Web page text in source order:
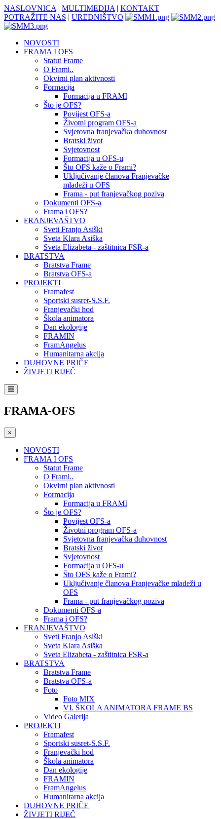
NASLOVNICA | MULTIMEDIJA | KONTAKT
POTRAŽITE NAS | UREDNIŠTVO
NOVOSTI
FRAMA I OFS
Statut Frame
O Frami..
Okvirni plan aktivnosti
Formacija
Formacija u FRAMI
Što je OFS?
Povijest OFS-a
Životni program OFS-a
Svjetovna franjevačka duhovnost
Bratski život
Svjetovnost
Formacija u OFS-u
Što OFS kaže o Frami?
Uključivanje članova Franjevačke
mladeži u OFS
Frama - put franjevačkog poziva
Dokumenti OFS-a
Frama i OFS?
FRANJEVAŠTVO
Sveti Franjo Asiški
Sveta Klara Asiška
Sveta Elizabeta - zaštitnica FSR-a
BRATSTVA
Bratstva Frame
Bratstva OFS-a
PROJEKTI
Framafest
Sportski susret-S.S.F.
Franjevački hod
Škola animatora
Dan ekologije
FRAMIN
FramAngelus
Humanitarna akcija
DUHOVNE PRIČE
ŽIVJETI RIJEČ
FRAMA-OFS
×
NOVOSTI
FRAMA I OFS
Statut Frame
O Frami..
Okvirni plan aktivnosti
Formacija
Formacija u FRAMI
Što je OFS?
Povijest OFS-a
Životni program OFS-a
Svjetovna franjevačka duhovnost
Bratski život
Svjetovnost
Formacija u OFS-u
Što OFS kaže o Frami?
Uključivanje članova Franjevačke mladeži u
OFS
Frama - put franjevačkog poziva
Dokumenti OFS-a
Frama i OFS?
FRANJEVAŠTVO
Sveti Franjo Asiški
Sveta Klara Asiška
Sveta Elizabeta - zaštitnica FSR-a
BRATSTVA
Bratstva Frame
Bratstva OFS-a
Foto
Foto MIX
VI. ŠKOLA ANIMATORA FRAME BS
Video Galerija
PROJEKTI
Framafest
Sportski susret-S.S.F.
Franjevački hod
Škola animatora
Dan ekologije
FRAMIN
FramAngelus
Humanitarna akcija
DUHOVNE PRIČE
ŽIVJETI RIJEČ